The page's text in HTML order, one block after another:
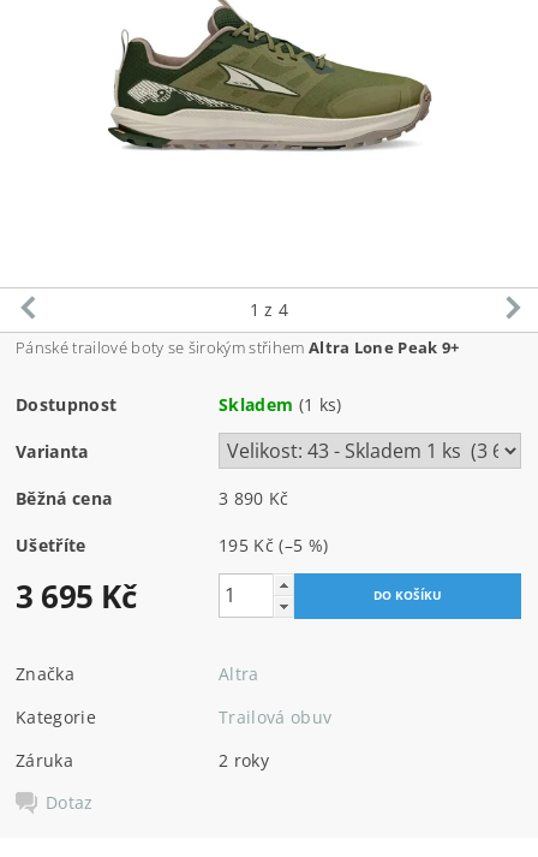
1 z 4
Pánské trailové boty se širokým střihem Altra Lone Peak 9+
Dostupnost Skladem (1 ks)
Varianta
Běžná cena 3 890 Kč
Ušetříte 195 Kč(–5 %)
3 695 Kč
Značka
Altra
Kategorie
Trailová obuv
Záruka
2 roky
Dotaz